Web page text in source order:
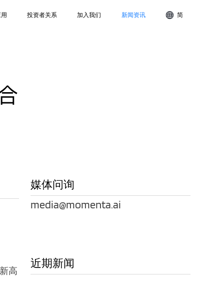
简
投资者关系 加入我们 新闻资讯
高
媒体问询
media@momenta.ai
近期新闻